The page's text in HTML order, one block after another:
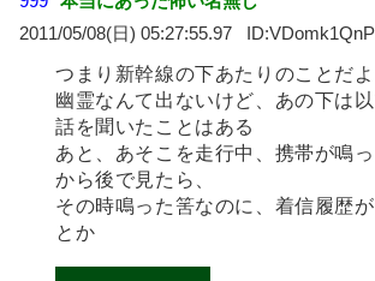
2011/05/08(日) 05:27:55.97
VDomk1QnP
つまり新幹線の下あたりのことだ
幽霊なんて出ないけど、あの下は
話を聞いたことはある
あと、あそこを走行中、携帯が鳴
から後で見たら、
その時鳴った筈なのに、着信履歴
とか